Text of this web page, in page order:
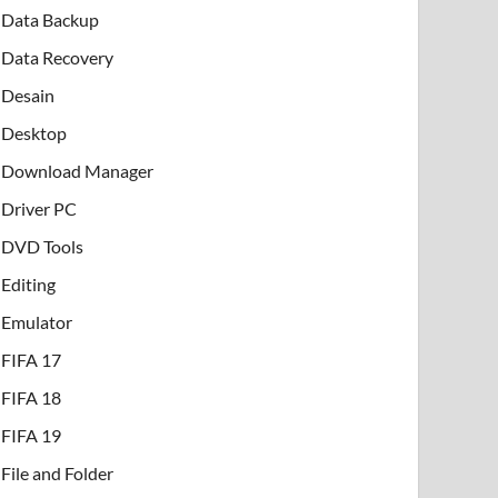
Data Backup
Data Recovery
Desain
Desktop
Download Manager
Driver PC
DVD Tools
Editing
Emulator
FIFA 17
FIFA 18
FIFA 19
File and Folder